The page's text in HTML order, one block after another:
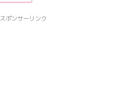
スポンサーリンク